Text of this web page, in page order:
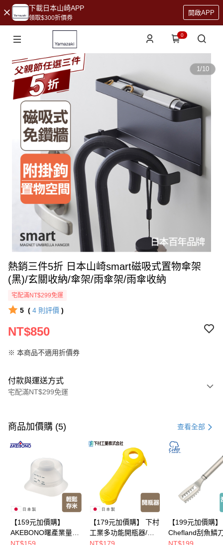
下載日本山崎APP
領取$300折價券
開啟APP
0
1/10
熱銷三件5折 日本山崎smart磁吸式置物傘架
(黑)/玄關收納/傘架/雨傘架/雨傘收納
宅配滿NT$299免運
5 ( 4 則評價 )
NT$850
※ 本商品不適用折價券
付款與運送方式
宅配滿NT$299免運
信用卡一次付款
超商取貨付款
LINE Pay
Apple Pay
Google Pay
全盈+PAY
商品加價購 (5) 查看全部
【159元加價購】
AKEBONO曙產業量米
杯漏斗組(白)/量米杯/
NT$159
【179元加價購】 下村
工業多功能開瓶器/開
瓶器/餐廚用品/料理道
NT$179
【199元加價購】
Chefland刮魚鱗
魚鱗器/廚房用品/
NT$199